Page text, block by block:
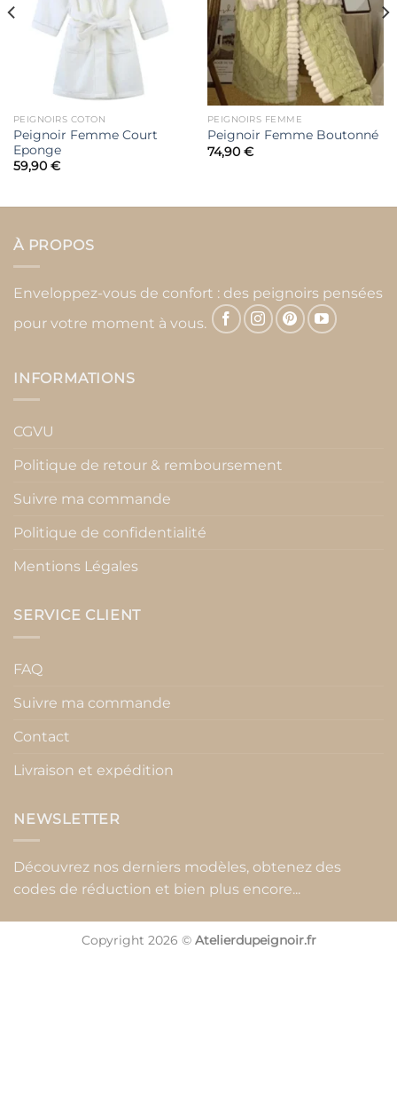
PEIGNOIRS COTON
Peignoir Femme Court
Eponge
59,90 €
PEIGNOIRS FEMME
Peignoir Femme Boutonné
74,90 €
À PROPOS
Enveloppez-vous de confort : des peignoirs pensées
pour votre moment à vous.
INFORMATIONS
CGVU
Politique de retour & remboursement
Suivre ma commande
Politique de confidentialité
Mentions Légales
SERVICE CLIENT
FAQ
Suivre ma commande
Contact
Livraison et expédition
NEWSLETTER
Découvrez nos derniers modèles, obtenez des
codes de réduction et bien plus encore...
Copyright 2026 © Atelierdupeignoir.fr